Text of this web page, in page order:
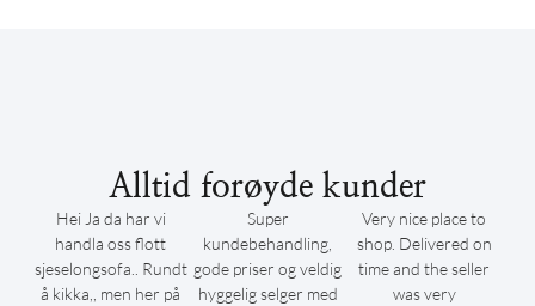
Alltid forøyde kunder
Hei Ja da har vi
handla oss flott
sjeselongsofa.. Rundt
å kikka,, men her på
Super
kundebehandling,
gode priser og veldig
hyggelig selger med
Very nice place to
shop. Delivered on
time and the seller
was very